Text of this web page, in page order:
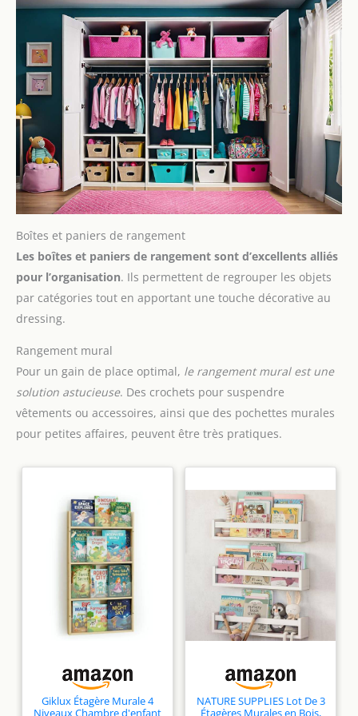
hôtels et autres endroits pour sécuriser efficacement les
fenêtres, les portes de balcon, les portes-fenêtres, etc.
Boîtes et paniers de rangement
Les boîtes et paniers de rangement sont d’excellents alliés
pour l’organisation. Ils permettent de regrouper les objets
par catégories tout en apportant une touche décorative au
dressing.
Rangement mural
Pour un gain de place optimal, le rangement mural est une
solution astucieuse. Des crochets pour suspendre
vêtements ou accessoires, ainsi que des pochettes murales
pour petites affaires, peuvent être très pratiques.
Giklux Étagère Murale 4
Niveaux Chambre d'enfant
NATURE SUPPLIES Lot De 3
Étagères Murales en Bois,